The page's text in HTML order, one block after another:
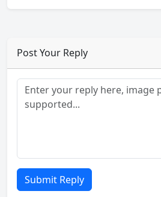
Post Your Reply
Submit Reply